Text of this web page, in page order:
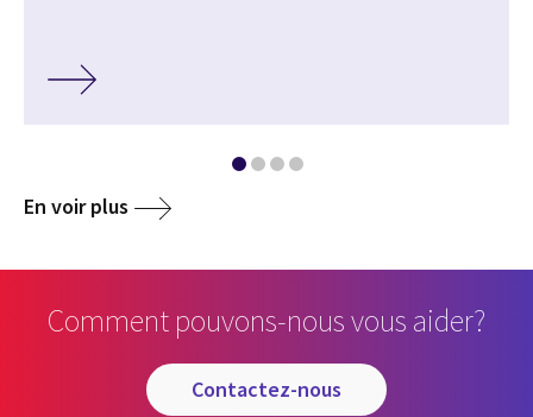
En voir plus
Comment pouvons-nous vous aider?
contactez-nous